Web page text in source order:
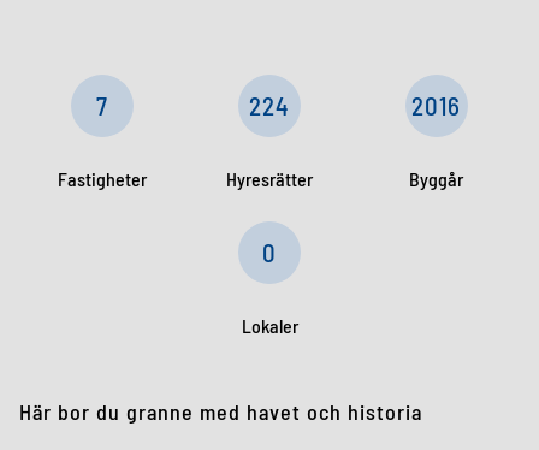
7
Fastigheter
224
Hyresrätter
2016
Byggår
0
Lokaler
Här bor du granne med havet och historia